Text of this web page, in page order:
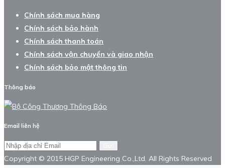
Chính sách mua hàng
Chính sách bảo hành
Chính sách thanh toán
Chính sách vận chuyển và giao nhận
Chính sách bảo mật thông tin
Thông báo
Email liên hệ
Copyright © 2015 HGP Engineering Co.,Ltd. All Rights Reserved